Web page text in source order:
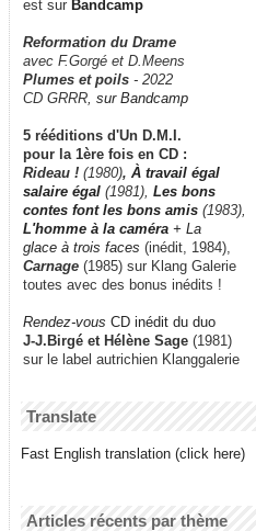
est sur Bandcamp
Reformation du Drame
avec F.Gorgé et D.Meens
Plumes et poils - 2022
CD GRRR, sur Bandcamp
5 rééditions d'Un D.M.I.
pour la 1ère fois en CD :
Rideau ! (1980), À travail égal
salaire égal (1981), Les bons
contes font les bons amis (1983),
L'homme à la caméra + La
glace à trois faces (inédit, 1984),
Carnage (1985) sur Klang Galerie
toutes avec des bonus inédits !
Rendez-vous CD inédit du duo
J-J.Birgé et Hélène Sage (1981)
sur le label autrichien Klanggalerie
Translate
Fast English translation (click here)
Articles récents par thème